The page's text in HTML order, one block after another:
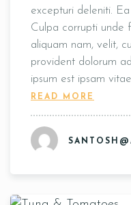
excepturi deleniti.
Culpa corrupti unde
aliquam nam, velit,
provident dolorum
ipsum est ipsam
READ MORE